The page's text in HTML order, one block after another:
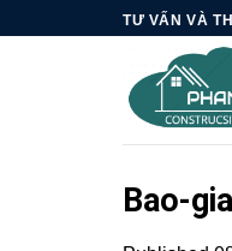
TƯ VẤN VÀ
Bao-